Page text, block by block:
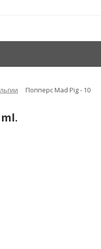
Попперс Mad Pig - 10